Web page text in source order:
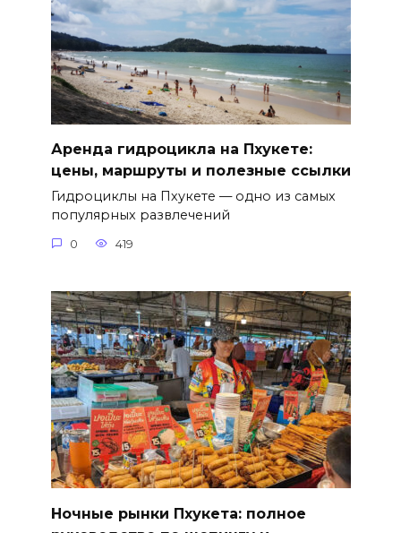
Аренда гидроцикла на Пхукете:
цены, маршруты и полезные ссылки
Гидроциклы на Пхукете — одно из самых
популярных развлечений
0 419
Ночные рынки Пхукета: полное